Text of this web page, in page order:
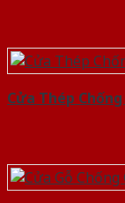
Cửa Thép Chống